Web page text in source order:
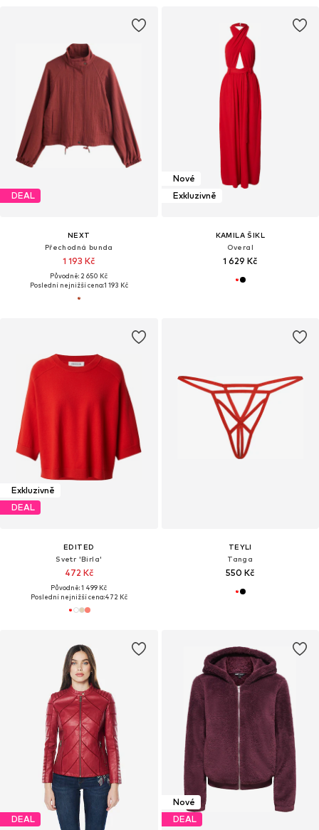
DEAL
NEXT
Přechodná bunda
1 193 Kč
Původně: 2 650 Kč
Poslední nejnižší cena:1 193 Kč
Nové
Exkluzivně
KAMILA ŠIKL
Overal
1 629 Kč
Exkluzivně
DEAL
EDITED
Svetr 'Birla'
472 Kč
Původně: 1 499 Kč
Poslední nejnižší cena:472 Kč
TEYLI
Tanga
550 Kč
DEAL
Nové
DEAL